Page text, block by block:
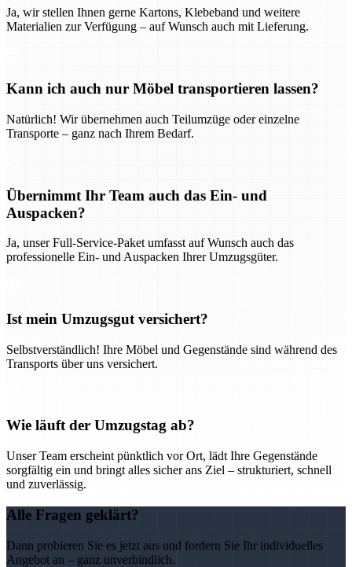
Ja, wir stellen Ihnen gerne Kartons, Klebeband und weitere
Materialien zur Verfügung – auf Wunsch auch mit Lieferung.
Kann ich auch nur Möbel transportieren lassen?
Natürlich! Wir übernehmen auch Teilumzüge oder einzelne
Transporte – ganz nach Ihrem Bedarf.
Übernimmt Ihr Team auch das Ein- und
Auspacken?
Ja, unser Full-Service-Paket umfasst auf Wunsch auch das
professionelle Ein- und Auspacken Ihrer Umzugsgüter.
Ist mein Umzugsgut versichert?
Selbstverständlich! Ihre Möbel und Gegenstände sind während des
Transports über uns versichert.
Wie läuft der Umzugstag ab?
Unser Team erscheint pünktlich vor Ort, lädt Ihre Gegenstände
sorgfältig ein und bringt alles sicher ans Ziel – strukturiert, schnell
und zuverlässig.
Alle Fragen geklärt?
Dann probieren Sie es jetzt aus und fordern Sie Ihr individuelles
Angebot an – ganz unverbindlich.